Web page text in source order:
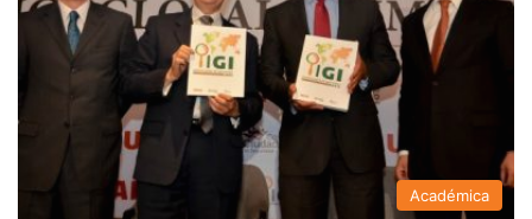
Académica